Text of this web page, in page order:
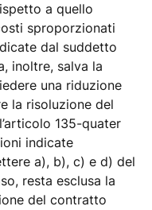
a quello
sproporzionati
dal suddetto
inoltre, salva la
una riduzione
la risoluzione del
135-quater
indicate
a), b), c) e d) del
resta esclusa la
del contratto